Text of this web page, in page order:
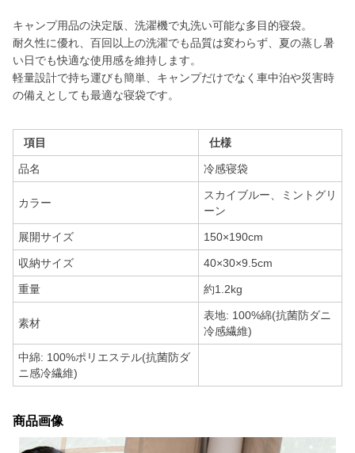
キャンプ用品の決定版、洗濯機で丸洗い可能な多目的寝袋。
耐久性に優れ、百回以上の洗濯でも品質は変わらず、夏の蒸し暑
い日でも快適な使用感を維持します。
軽量設計で持ち運びも簡単、キャンプだけでなく車中泊や災害時
の備えとしても最適な寝袋です。
項目 仕様
品名 冷感寝袋
カラー
スカイブルー、ミントグリ
ーン
展開サイズ 150×190cm
収納サイズ 40×30×9.5cm
重量 約1.2kg
素材
表地: 100%綿(抗菌防ダニ
冷感繊維)
中綿: 100%ポリエステル(抗菌防ダ
ニ感冷繊維)
商品画像